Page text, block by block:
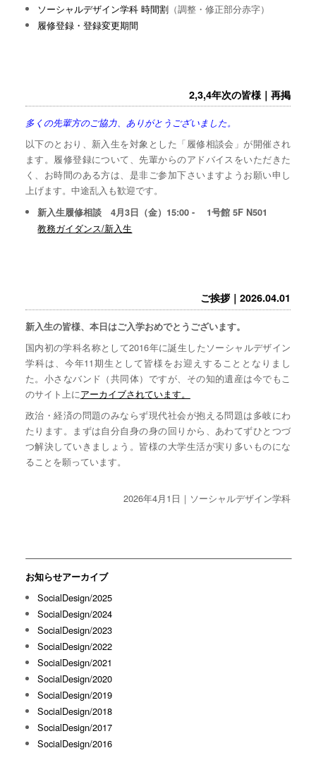
ソーシャルデザイン学科 時間割 （調整・修正部分赤字）
履修登録・登録変更期間
2,3,4年次の皆様｜再掲
多くの先輩方のご協力、ありがとうございました。
以下のとおり、新入生を対象とした「履修相談会」が開催され
ます。履修登録について、先輩からのアドバイスをいただきた
く、お時間のある方は、是非ご参加下さいますようお願い申し
上げます。中途乱入も歓迎です。
新入生履修相談 4月3日（金）15:00 - 1号館 5F N501
教務ガイダンス/新入生
ご挨拶｜2026.04.01
新入生の皆様、本日はご入学おめでとうございます。
国内初の学科名称として2016年に誕生したソーシャルデザイン
学科は、今年11期生として皆様をお迎えすることとなりまし
た。小さなバンド（共同体）ですが、その知的遺産は今でもこ
のサイト上にアーカイブされています。
政治・経済の問題のみならず現代社会が抱える問題は多岐にわ
たります。まずは自分自身の身の回りから、あわてずひとつづ
つ解決していきましょう。皆様の大学生活が実り多いものにな
ることを願っています。
2026年4月1日｜ソーシャルデザイン学科
お知らせアーカイブ
SocialDesign/2025
SocialDesign/2024
SocialDesign/2023
SocialDesign/2022
SocialDesign/2021
SocialDesign/2020
SocialDesign/2019
SocialDesign/2018
SocialDesign/2017
SocialDesign/2016